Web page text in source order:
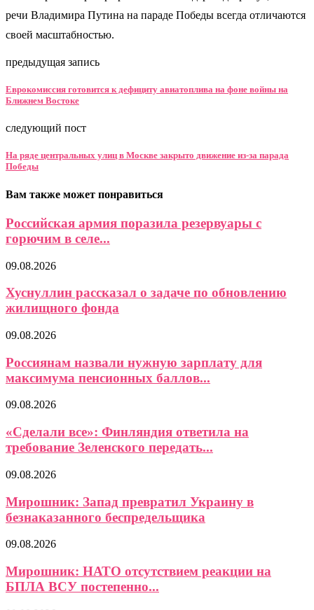
речи Владимира Путина на параде Победы всегда отличаются
своей масштабностью.
предыдущая запись
Еврокомиссия готовится к дефициту авиатоплива на фоне войны на
Ближнем Востоке
следующий пост
На ряде центральных улиц в Москве закрыто движение из-за парада
Победы
Вам также может понравиться
Российская армия поразила резервуары с
горючим в селе...
09.08.2026
Хуснуллин рассказал о задаче по обновлению
жилищного фонда
09.08.2026
Россиянам назвали нужную зарплату для
максимума пенсионных баллов...
09.08.2026
«Сделали все»: Финляндия ответила на
требование Зеленского передать...
09.08.2026
Мирошник: Запад превратил Украину в
безнаказанного беспредельщика
09.08.2026
Мирошник: НАТО отсутствием реакции на
БПЛА ВСУ постепенно...